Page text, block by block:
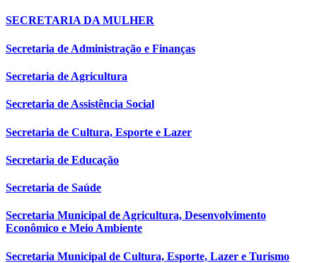
SECRETARIA DA MULHER
Secretaria de Administração e Finanças
Secretaria de Agricultura
Secretaria de Assistência Social
Secretaria de Cultura, Esporte e Lazer
Secretaria de Educação
Secretaria de Saúde
Secretaria Municipal de Agricultura, Desenvolvimento
Econômico e Meio Ambiente
Secretaria Municipal de Cultura, Esporte, Lazer e Turismo